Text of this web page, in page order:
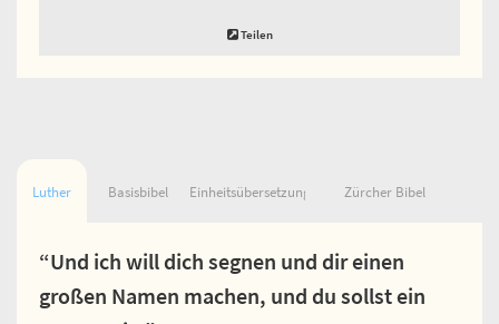
Teilen
Luther Basisbibel Einheitsübersetzung Zürcher Bibel
“Und ich will dich segnen und dir einen
großen Namen machen, und du sollst ein